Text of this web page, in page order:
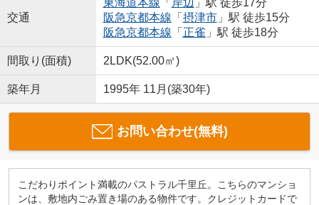
交通
東海道本線 「 岸辺 」駅 徒歩17分
阪急京都本線 「 摂津市」駅 徒歩15分
阪急京都本線 「 正雀 」駅 徒歩18分
間取り(面積) 2LDK(52.00㎡)
築年月 1995年 11月(築30年)
お問い合わせ(無料)
こだわりポイント満載のパストラル千里丘。こちらのマンショ
ンは、敷地内ごみ置き場のある物件です。クレジットカードで